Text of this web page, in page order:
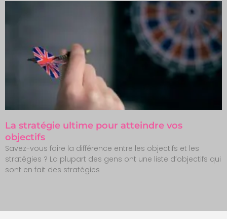
La stratégie ultime pour atteindre vos
objectifs
Savez-vous faire la différence entre les objectifs et les
stratégies ? La plupart des gens ont une liste d’objectifs qui
sont en fait des stratégies